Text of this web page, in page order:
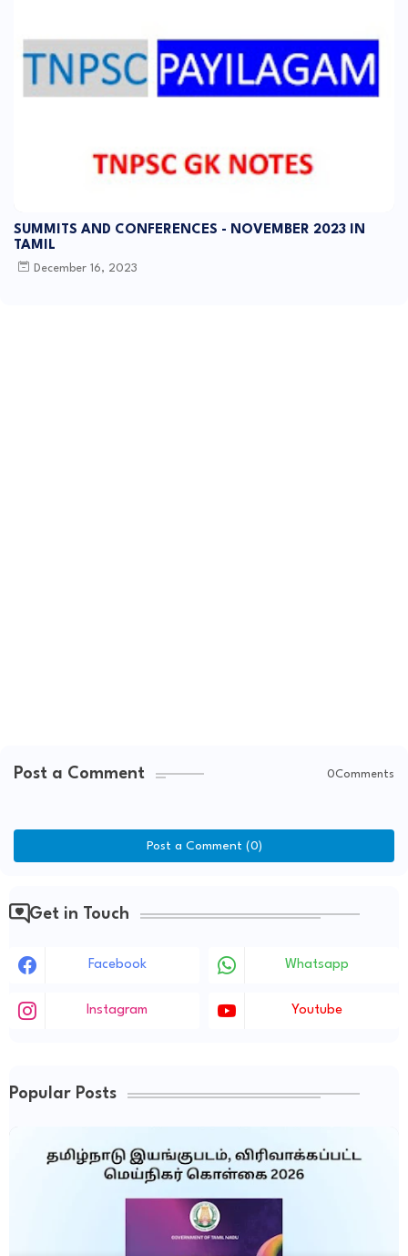
SUMMITS AND CONFERENCES - NOVEMBER 2023 IN
TAMIL
December 16, 2023
Post a Comment 0Comments
Post a Comment (0)
Get in Touch
Facebook Whatsapp
Instagram Youtube
Popular Posts